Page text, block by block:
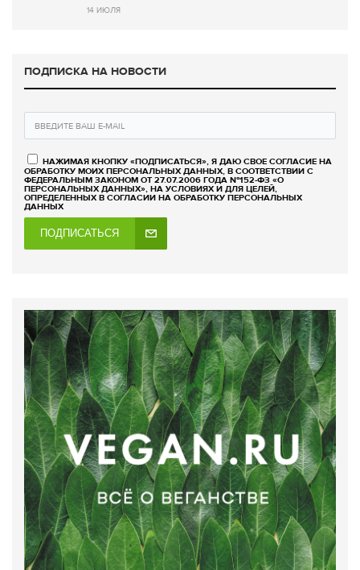
14 ИЮЛЯ
ПОДПИСКА НА НОВОСТИ
НАЖИМАЯ КНОПКУ «ПОДПИСАТЬСЯ», Я ДАЮ СВОЕ СОГЛАСИЕ НА
ОБРАБОТКУ МОИХ ПЕРСОНАЛЬНЫХ ДАННЫХ, В СООТВЕТСТВИИ С
ФЕДЕРАЛЬНЫМ ЗАКОНОМ ОТ 27.07.2006 ГОДА №152-ФЗ «О
ПЕРСОНАЛЬНЫХ ДАННЫХ», НА УСЛОВИЯХ И ДЛЯ ЦЕЛЕЙ,
ОПРЕДЕЛЕННЫХ В СОГЛАСИИ НА ОБРАБОТКУ ПЕРСОНАЛЬНЫХ
ДАННЫХ
ПОДПИСАТЬСЯ